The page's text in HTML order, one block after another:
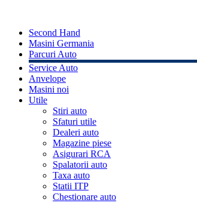
Second Hand
Masini Germania
Parcuri Auto
Service Auto
Anvelope
Masini noi
Utile
Stiri auto
Sfaturi utile
Dealeri auto
Magazine piese
Asigurari RCA
Spalatorii auto
Taxa auto
Statii ITP
Chestionare auto